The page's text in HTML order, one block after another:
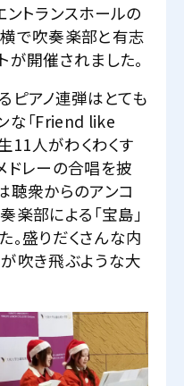
ントランスホールの
で吹奏楽部と有志
が開催されました。
ピアノ連弾はとても
な「Friend like
11人がわくわくす
ドレーの合唱を披
聴衆からのアンコ
楽部による「宝島」
。盛りだくさんな内
吹き飛ぶような大